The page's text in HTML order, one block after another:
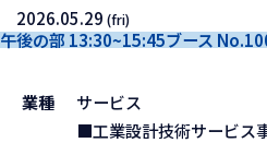
2026.05.29(fri)
午後の部 13:30~15:45ブース
業種 サービス
■工業設計技術サービス